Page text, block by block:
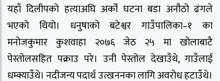
यहाँ दिलीपको हत्याअघि अर्को घटना बडा अनौठो ढंगले
भएको थियो। धनुषाको बटेश्वर गाउँपालिका–१ का
मनोजकुमार कुशवाहा २०७६ जेठ २५ मा खोलाबाटै
पेस्तोलसहित पक्राउ परे। उनी पेस्तोल देखाउँथे, गाउँलाई
धम्क्याउँथे। नदीजन्य पदार्थ उत्खननका लागि अवरोध हटाउँथे।